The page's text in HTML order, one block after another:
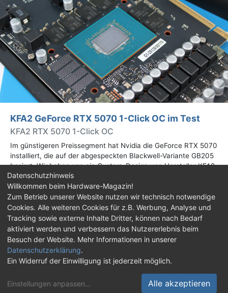
KFA2 GeForce RTX 5070 1-Click OC im Test
KFA2 RTX 5070 1-Click OC
Im günstigeren Preissegment hat Nvidia die GeForce RTX 5070
installiert, die auf der abgespeckten Blackwell-Variante GB205
basiert. Wir haben uns ein Custom-Design von Hersteller KFA2
im Test genauer angesehen.
Impressum |Kontakt|Jobs |Datenschutz|
Consent‑Einstellungen|Haftungsausschluss
Feed Facebook YouTube
Twitch
© Copyright 2001 - 2026 Hardware-Magazin
Datenschutzhinweis
Willkommen beim Hardware-Magazin!
Zum Betrieb unserer Website nutzen wir technisch notwendige
Cookies. Alle weiteren Cookies für z.B. Werbung, Analyse und
Tracking sowie externe Inhalte Dritter, können nach Bedarf
aktiviert werden und verbessern das Nutzererlebnis beim
Besuch der Website. Mehr Informationen in unserer
Datenschutzerklärung.
Ein Widerruf der Einwilligung ist jederzeit möglich.
Einstellungen anpassen... Alle akzeptieren